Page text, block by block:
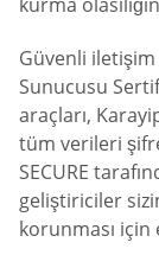
Güvenli iletişim
Sunucusu
araçları,
tüm verileri
SECURE
geliştiriciler
korunması